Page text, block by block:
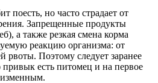
поесть, но часто страдает от
Запрещенные продукты
а также резкая смена корма
реакцию организма: от
Поэтому следует заранее
привык есть питомец и на первое